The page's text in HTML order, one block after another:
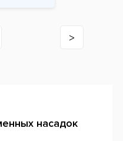
>
насадок